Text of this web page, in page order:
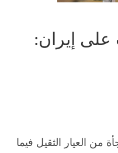
على إيران:
العيار الثقيل فيما